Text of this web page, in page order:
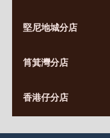
營業時間:
九龍太子太子道西141號
堅尼地城分店
營業時間:
香港堅尼地城卑路乍街
(堅尼地城地鐵站B出口)
筲箕灣分店
營業時間:
(10:00am-20:30pm)
香港仔分店
營業時間: